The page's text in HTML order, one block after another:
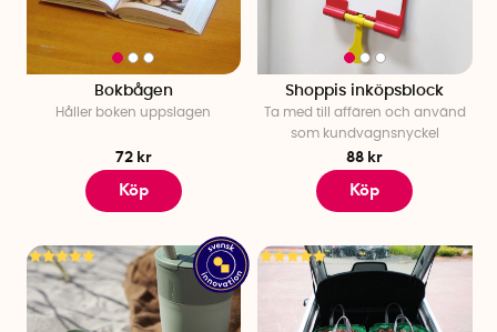
Bokbågen
Håller boken uppslagen
72 kr
Köp
Shoppis inköpsblock
Ta med till affären och använd
som kundvagnsnyckel
88 kr
Köp